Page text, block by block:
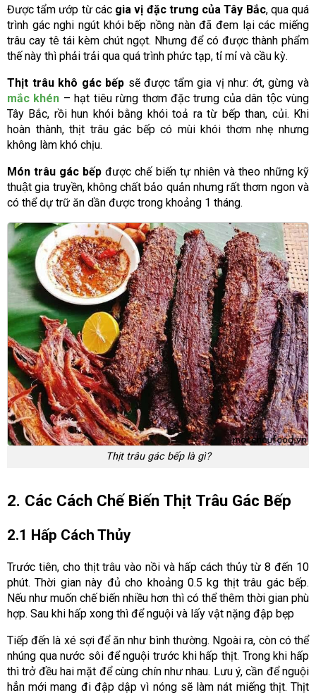
Được tẩm ướp từ các gia vị đặc trưng của Tây Bắc, qua quá
trình gác nghi ngút khói bếp nồng nàn đã đem lại các miếng
trâu cay tê tái kèm chút ngọt. Nhưng để có được thành phẩm
thế này thì phải trải qua quá trình phức tạp, tỉ mỉ và cầu kỳ.
Thịt trâu khô gác bếp sẽ được tẩm gia vị như: ớt, gừng và
mắc khén – hạt tiêu rừng thơm đặc trưng của dân tộc vùng
Tây Bắc, rồi hun khói bằng khói toả ra từ bếp than, củi. Khi
hoàn thành, thịt trâu gác bếp có mùi khói thơm nhẹ nhưng
không làm khó chịu.
Món trâu gác bếp được chế biến tự nhiên và theo những kỹ
thuật gia truyền, không chất bảo quản nhưng rất thơm ngon và
có thể dự trữ ăn dần được trong khoảng 1 tháng.
Thịt trâu gác bếp là gì?
2. Các Cách Chế Biến Thịt Trâu Gác Bếp
2.1 Hấp Cách Thủy
Trước tiên, cho thịt trâu vào nồi và hấp cách thủy từ 8 đến 10
phút. Thời gian này đủ cho khoảng 0.5 kg thịt trâu gác bếp.
Nếu như muốn chế biến nhiều hơn thì có thể thêm thời gian phù
hợp. Sau khi hấp xong thì để nguội và lấy vật nặng đập bẹp
Tiếp đến là xé sợi để ăn như bình thường. Ngoài ra, còn có thể
nhúng qua nước sôi để nguội trước khi hấp thịt. Trong khi hấp
thì trở đều hai mặt để cùng chín như nhau. Lưu ý, cần để nguội
hẳn mới mang đi đập dập vì nóng sẽ làm nát miếng thịt. Thịt